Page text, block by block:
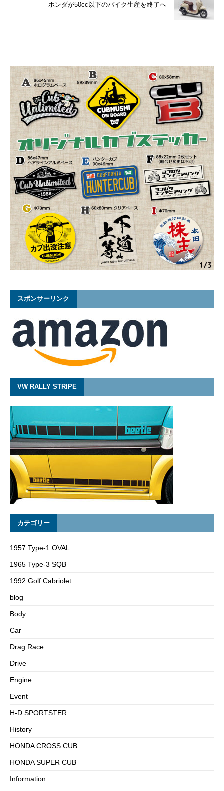
ホンダが50cc以下のバイク生産を終了へ
スポンサーリンク
VW RALLY STRIPE
カテゴリー
1957 Type-1 OVAL
1965 Type-3 SQB
1992 Golf Cabriolet
blog
Body
Car
Drag Race
Drive
Engine
Event
H-D SPORTSTER
History
HONDA CROSS CUB
HONDA SUPER CUB
Information